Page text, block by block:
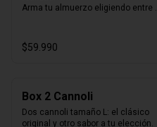
Arma tu almuerzo eligiendo entre
vendidas y un tiramisú familiar para
cerrar.
$59.990
Box 2 Cannoli
Dos cannoli tamaño L: el clásico
original y otro sabor a tu elección.